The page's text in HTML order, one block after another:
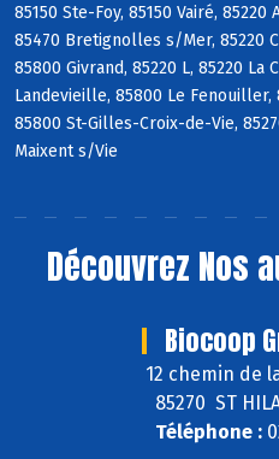
85150 Ste-Foy, 85150 Vairé,
85470 Bretignolles s/Mer, 85220
85800 Givrand, 85220 L, 85220 La
Landevieille, 85800 Le Fenouiller,
85800 St-Gilles-Croix-de-Vie,
Maixent s/Vie
Découvrez Nos
Biocoop
12 chemin de
85270 ST
Téléphone :